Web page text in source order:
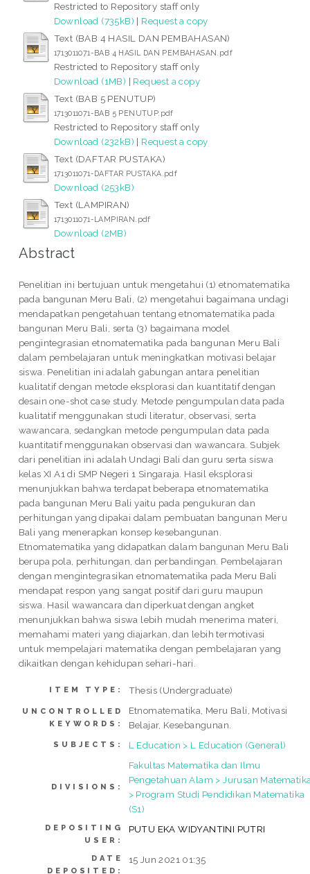
Restricted to Repository staff only
Download (735kB) | Request a copy
Text (BAB 4 HASIL DAN PEMBAHASAN)
1713011071-BAB 4 HASIL DAN PEMBAHASAN.pdf
Restricted to Repository staff only
Download (1MB) | Request a copy
Text (BAB 5 PENUTUP)
1713011071-BAB 5 PENUTUP.pdf
Restricted to Repository staff only
Download (232kB) | Request a copy
Text (DAFTAR PUSTAKA)
1713011071-DAFTAR PUSTAKA.pdf
Download (253kB)
Text (LAMPIRAN)
1713011071-LAMPIRAN.pdf
Download (2MB)
Abstract
Penelitian ini bertujuan untuk mengetahui (1) etnomatematika
pada bangunan Meru Bali, (2) mengetahui bagaimana undagi
mendapatkan pengetahuan tentang etnomatematika pada
bangunan Meru Bali, serta (3) bagaimana model
pengintegrasian etnomatematika pada bangunan Meru Bali
dalam pembelajaran untuk meningkatkan motivasi belajar
siswa. Penelitian ini adalah gabungan antara penelitian
kualitatif dengan metode eksplorasi dan kuantitatif dengan
desain one-shot case study. Metode pengumpulan data pada
kualitatif menggunakan studi literatur, observasi, serta
wawancara, sedangkan metode pengumpulan data pada
kuantitatif menggunakan observasi dan wawancara. Subjek
dari penelitian ini adalah Undagi Bali dan guru serta siswa
kelas XI A1 di SMP Negeri 1 Singaraja. Hasil eksplorasi
menunjukkan bahwa terdapat beberapa etnomatematika
pada bangunan Meru Bali yaitu pada pengukuran dan
perhitungan yang dipakai dalam pembuatan bangunan Meru
Bali yang menerapkan konsep kesebangunan.
Etnomatematika yang didapatkan dalam bangunan Meru Bali
berupa pola, perhitungan, dan perbandingan. Pembelajaran
dengan mengintegrasikan etnomatematika pada Meru Bali
mendapat respon yang sangat positif dari guru maupun
siswa. Hasil wawancara dan diperkuat dengan angket
menunjukkan bahwa siswa lebih mudah menerima materi,
memahami materi yang diajarkan, dan lebih termotivasi
untuk mempelajari matematika dengan pembelajaran yang
dikaitkan dengan kehidupan sehari-hari.
ITEM TYPE: Thesis (Undergraduate)
UNCONTROLLED
KEYWORDS:
Etnomatematika, Meru Bali, Motivasi
Belajar, Kesebangunan.
SUBJECTS: L Education > L Education (General)
DIVISIONS:
Fakultas Matematika dan Ilmu
Pengetahuan Alam > Jurusan
> Program Studi Pendidikan Matematika
(S1)
DEPOSITING
USER:
PUTU EKA WIDYANTINI PUTRI
DATE
DEPOSITED:
15 Jun 2021 01:35